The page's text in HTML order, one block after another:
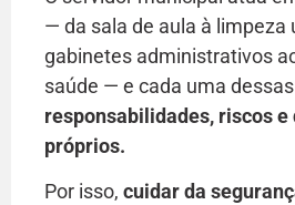
— da sala de aula à limpeza
gabinetes administrativos
saúde — e cada uma
responsabilidades, riscos e
próprios.
Por isso, cuidar da